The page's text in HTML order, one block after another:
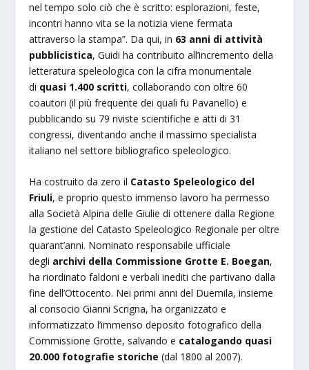
nel tempo solo ciò che è scritto: esplorazioni, feste,
incontri hanno vita se la notizia viene fermata
attraverso la stampa”. Da qui, in 63 anni di attività
pubblicistica, Guidi ha contribuito all’incremento della
letteratura speleologica con la cifra monumentale
di quasi 1.400 scritti, collaborando con oltre 60
coautori (il più frequente dei quali fu Pavanello) e
pubblicando su 79 riviste scientifiche e atti di 31
congressi, diventando anche il massimo specialista
italiano nel settore bibliografico speleologico.
Ha costruito da zero il Catasto Speleologico del
Friuli, e proprio questo immenso lavoro ha permesso
alla Società Alpina delle Giulie di ottenere dalla Regione
la gestione del Catasto Speleologico Regionale per oltre
quarant’anni. Nominato responsabile ufficiale
degli archivi della Commissione Grotte E. Boegan,
ha riordinato faldoni e verbali inediti che partivano dalla
fine dell’Ottocento. Nei primi anni del Duemila, insieme
al consocio Gianni Scrigna, ha organizzato e
informatizzato l’immenso deposito fotografico della
Commissione Grotte, salvando e catalogando quasi
20.000 fotografie storiche (dal 1800 al 2007).